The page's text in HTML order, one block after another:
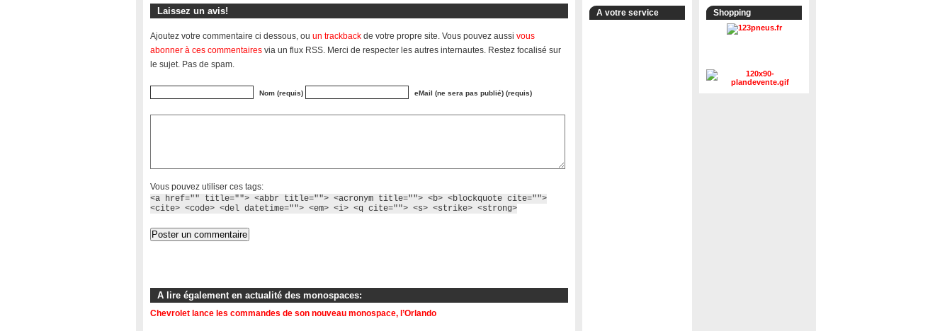
Laissez un avis!
Ajoutez votre commentaire ci dessous, ou un trackback de votre propre site. Vous pouvez aussi vous
abonner à ces commentaires via un flux RSS. Merci de respecter les autres internautes. Restez focalisé sur
le sujet. Pas de spam.
Nom (requis) eMail (ne sera pas publié) (requis)
Vous pouvez utiliser ces tags:
<a href="" title=""> <abbr title=""> <acronym title=""> <b> <blockquote cite="">
<cite> <code> <del datetime=""> <em> <i> <q cite=""> <s> <strike> <strong>
A lire également en actualité des monospaces:
Chevrolet lance les commandes de son nouveau monospace, l’Orlando
A votre service Shopping